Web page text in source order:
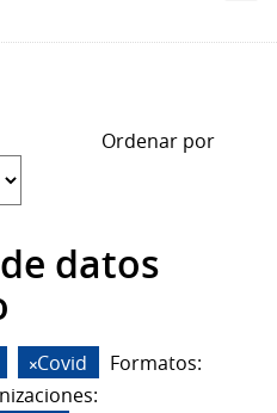
Ordenar por
datos
Covid
Formatos: